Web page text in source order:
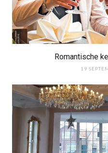
Romantische
19